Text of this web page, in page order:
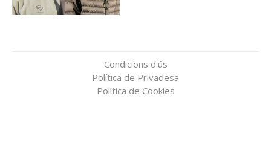
Condicions d'ús
Política de Privadesa
Política de Cookies